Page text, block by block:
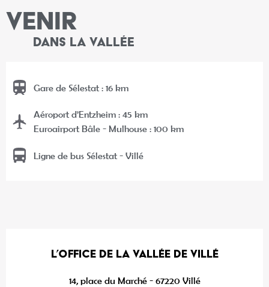
VENIR
DANS LA VALLÉE
Gare de Sélestat : 16 km
Aéroport d’Entzheim : 45 km
Euroairport Bâle - Mulhouse : 100 km
Ligne de bus Sélestat - Villé
L’OFFICE DE LA VALLÉE DE VILLÉ
14, place du Marché - 67220 Villé